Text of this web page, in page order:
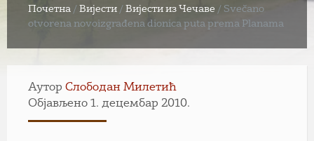
Почетна / Вијести / Вијести из Чечаве / Svečano
otvorena novoizgrađena dionica puta prema Planama
Аутор Слободан Милетић
Објављено 1. децембар 2010.